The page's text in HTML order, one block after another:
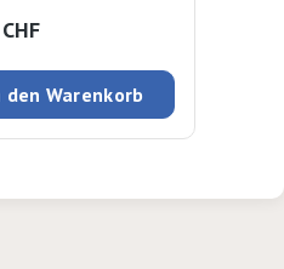
Preis:
den Warenkorb